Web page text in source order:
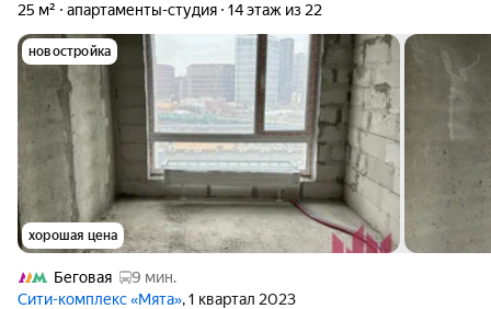
25 м² апартаменты-студия 14 этаж из 22
новостройка
хорошая цена
Беговая
9 мин.
Сити-комплекс «Мята», 1 квартал 2023